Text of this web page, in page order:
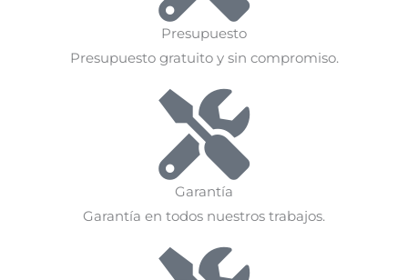
Presupuesto
Presupuesto gratuito y sin compromiso.
Garantía
Garantía en todos nuestros trabajos.